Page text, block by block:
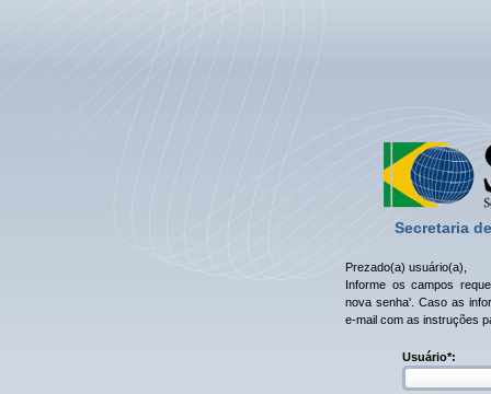
Secretaria
Prezado(a) usuário(a),
Informe os campos
nova senha'. Caso as
e-mail com as instruções
Usuário*: